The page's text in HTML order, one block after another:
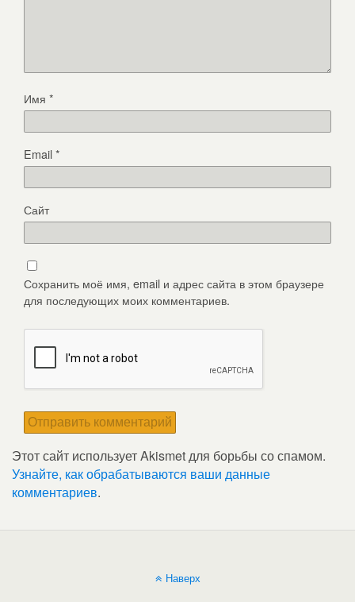
Имя *
Email*
Сайт
Сохранить моё имя, email и адрес сайта в этом браузере
для последующих моих комментариев.
Этот сайт использует Akismet для борьбы со спамом.
Узнайте, как обрабатываются ваши данные
комментариев.
Наверх